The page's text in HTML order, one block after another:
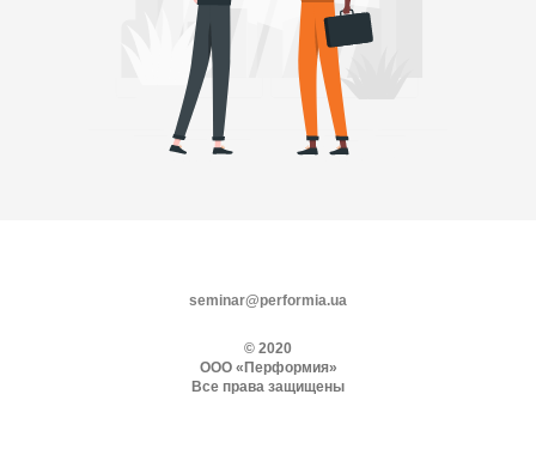
seminar@performia.ua
© 2020
ООО «Перформия»
Все права защищены